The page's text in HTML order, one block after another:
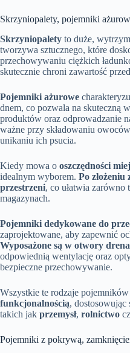
Skrzyniopalety, pojemniki
Skrzyniopalety to duże,
tworzywa sztucznego, które
przechowywaniu ciężkich
skutecznie chroni zawartość
Pojemniki ażurowe
dnem, co pozwala na skuteczną
produktów oraz odprowadzanie
ważne przy składowaniu
unikaniu ich psucia.
Kiedy mowa o oszczędności
idealnym wyborem. Po
przestrzeni, co ułatwia
magazynach.
Pojemniki dedykowane do
zaprojektowane, aby zapewnić
Wyposażone są w otwory
odpowiednią wentylację oraz
bezpieczne przechowywanie.
Wszystkie te rodzaje pojemników
funkcjonalnością, dostosowując
takich jak przemysł, rolnictwo
Pojemniki z pokrywą,